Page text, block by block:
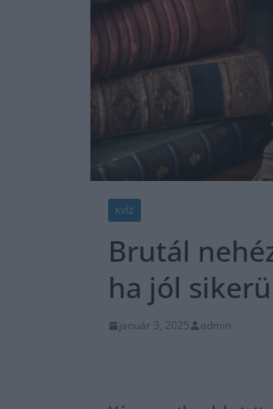
KVÍZ
Brutál
ha jól
január 3, 2025 admin